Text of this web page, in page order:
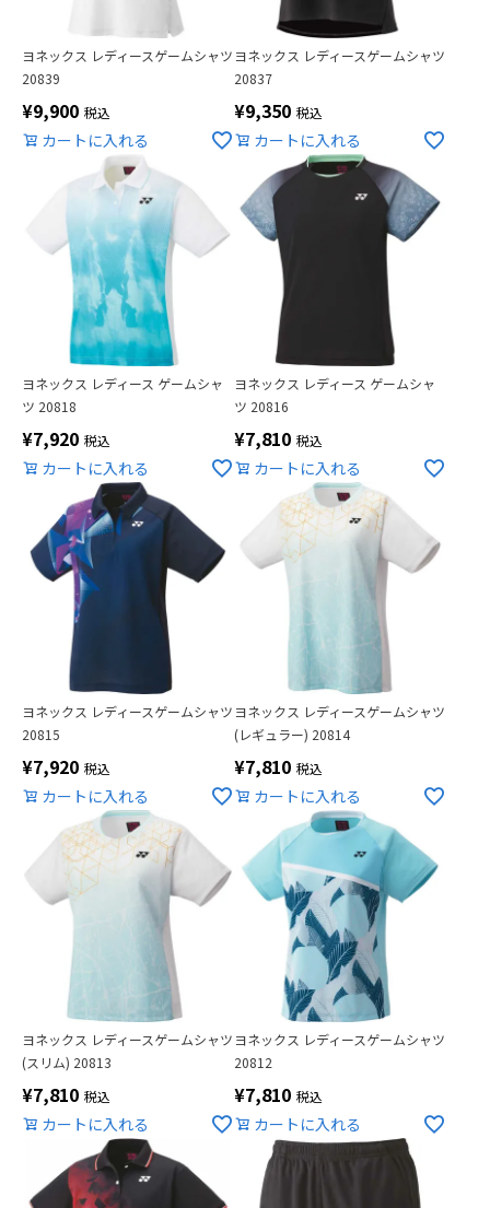
ヨネックス レディースゲームシャツ
20839
¥9,900 税込
カートに入れる
ヨネックス レディースゲームシャツ
20837
¥9,350 税込
カートに入れる
ヨネックス レディース ゲームシャ
ツ 20818
¥7,920 税込
カートに入れる
ヨネックス レディース ゲームシャ
ツ 20816
¥7,810 税込
カートに入れる
ヨネックス レディースゲームシャツ
20815
¥7,920 税込
カートに入れる
ヨネックス レディースゲームシャツ
(レギュラー) 20814
¥7,810 税込
カートに入れる
ヨネックス レディースゲームシャツ
(スリム) 20813
¥7,810 税込
カートに入れる
ヨネックス レディースゲームシャツ
20812
¥7,810 税込
カートに入れる